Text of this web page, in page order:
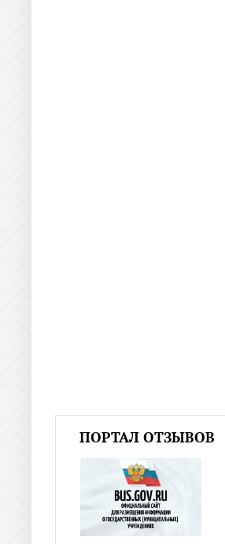
ПОРТАЛ ОТЗЫВОВ